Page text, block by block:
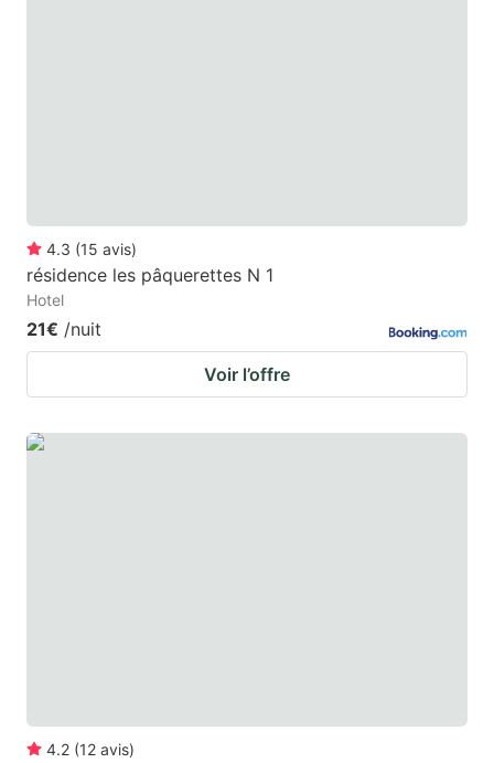
4.3 (15 avis)
résidence les pâquerettes N 1
Hotel
21€ /nuit
Voir l’offre
4.2 (12 avis)